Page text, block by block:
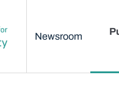
Newsroom